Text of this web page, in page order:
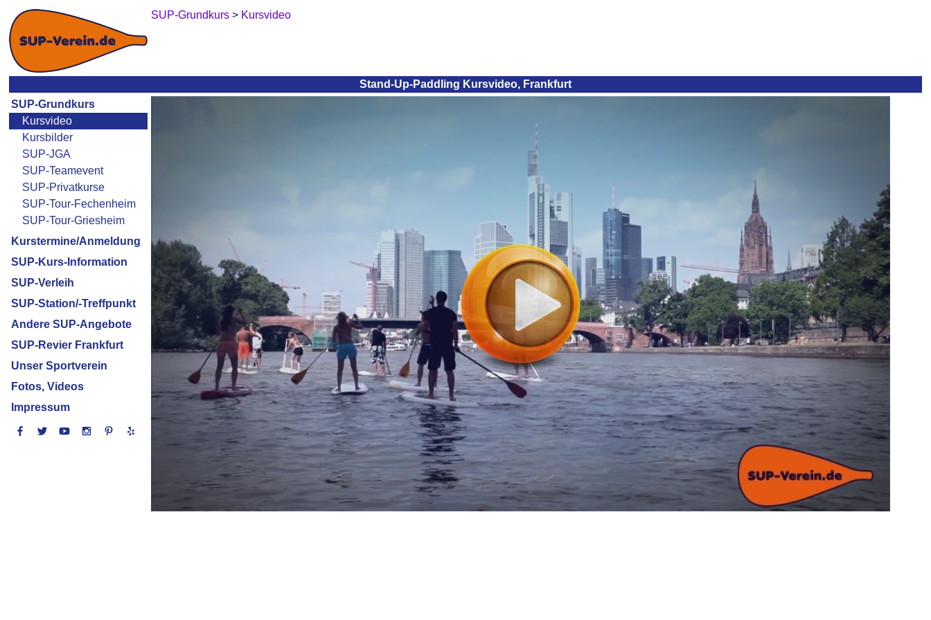
SUP-Grundkurs > Kursvideo
Stand-Up-Paddling Kursvideo, Frankfurt
SUP-Grundkurs
Kursvideo
Kursbilder
SUP-JGA
SUP-Teamevent
SUP-Privatkurse
SUP-Tour-Fechenheim
SUP-Tour-Griesheim
Kurstermine/Anmeldung
SUP-Kurs-Information
SUP-Verleih
SUP-Station/-Treffpunkt
Andere SUP-Angebote
SUP-Revier Frankfurt
Unser Sportverein
Fotos, Videos
Impressum